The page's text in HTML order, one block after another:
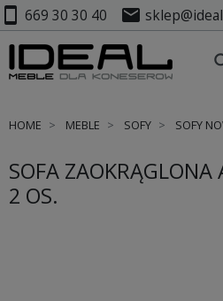
smartphone 669 30 30 40 mail
HOME MEBLE SOFY SOFY
SOFA ZAOKRĄGLONA
2 OS.